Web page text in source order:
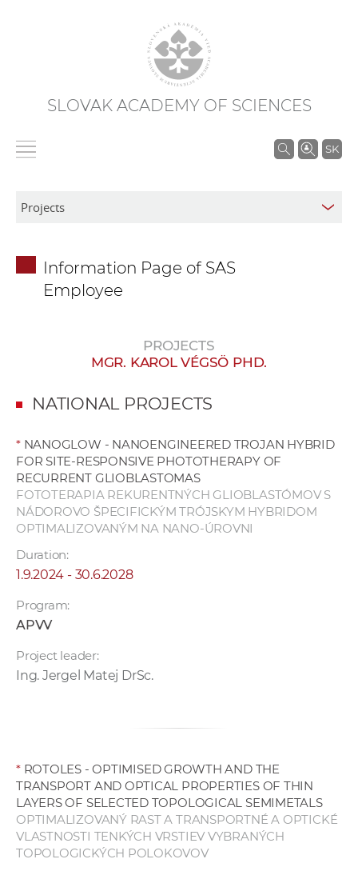
SLOVAK ACADEMY OF SCIENCES
SK
S
e
s
Information Page of SAS
Employee
PROJECTS
MGR. KAROL VÉGSÖ PHD.
NATIONAL PROJECTS
*NANOGLOW - NANOENGINEERED TROJAN HYBRID
FOR SITE-RESPONSIVE PHOTOTHERAPY OF
RECURRENT GLIOBLASTOMAS
FOTOTERAPIA REKURENTNÝCH GLIOBLASTÓMOV S
NÁDOROVO ŠPECIFICKÝM TRÓJSKYM HYBRIDOM
OPTIMALIZOVANÝM NA NANO-ÚROVNI
Duration:
1.9.2024 - 30.6.2028
Program:
APVV
Project leader:
Ing. Jergel Matej DrSc.
*ROTOLES - OPTIMISED GROWTH AND THE
TRANSPORT AND OPTICAL PROPERTIES OF THIN
LAYERS OF SELECTED TOPOLOGICAL SEMIMETALS
OPTIMALIZOVANÝ RAST A TRANSPORTNÉ A OPTICKÉ
VLASTNOSTI TENKÝCH VRSTIEV VYBRANÝCH
TOPOLOGICKÝCH POLOKOVOV